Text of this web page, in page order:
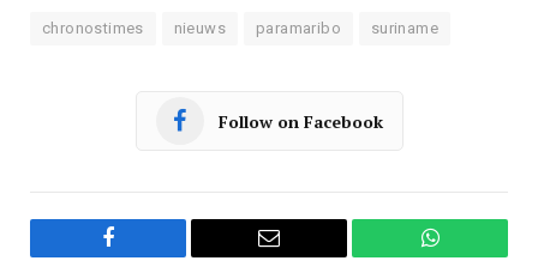
chronostimes nieuws paramaribo suriname
Follow on Facebook
Facebook Email WhatsApp